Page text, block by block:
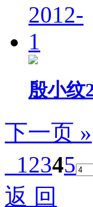
殷小纹
下一页 »
12345
返 回